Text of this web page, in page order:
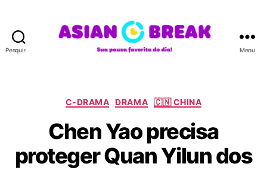
Pesquisar
A
B
R
E
A
Menu
C
t
e
g
o
C-DRAMA DRAMA 🇨🇳 CHINA
Chen Yao precisa
proteger Quan Yilun dos